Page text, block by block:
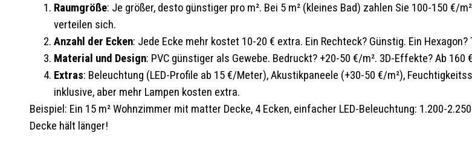
Raumgröße: Je größer, desto günstiger pro m². Bei 5 m² (kleines Bad) zahlen Sie 100-150 €/
verteilen sich.
Anzahl der Ecken: Jede Ecke mehr kostet 10-20 € extra. Ein Rechteck? Günstig. Ein
Material und Design: PVC günstiger als Gewebe. Bedruckt? +20-50 €/m². 3D-Effekte? Ab 160
Extras: Beleuchtung (LED-Profile ab 15 €/Meter), Akustikpaneele (+30-50 €/m²),
inklusive, aber mehr Lampen kosten extra.
Beispiel: Ein 15 m² Wohnzimmer mit matter Decke, 4 Ecken, einfacher LED-Beleuchtung: 1.200-
Decke hält länger!